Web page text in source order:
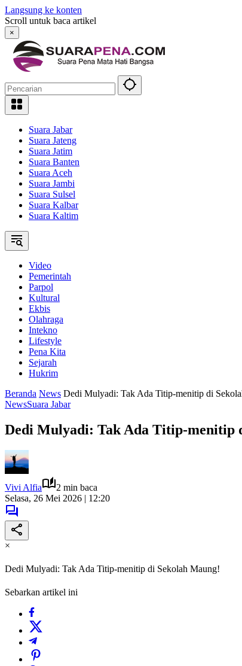
Langsung ke konten
Scroll untuk baca artikel
×
Suara Jabar
Suara Jateng
Suara Jatim
Suara Banten
Suara Aceh
Suara Jambi
Suara Sulsel
Suara Kalbar
Suara Kaltim
Video
Pemerintah
Parpol
Kultural
Ekbis
Olahraga
Intekno
Lifestyle
Pena Kita
Sejarah
Hukrim
Beranda News Dedi Mulyadi: Tak Ada Titip-menitip di
NewsSuara Jabar
Dedi Mulyadi: Tak Ada Titip-menitip
Vivi Alfia
2 min baca
Selasa, 26 Mei 2026 | 12:20
×
Dedi Mulyadi: Tak Ada Titip-menitip di Sekolah Maung!
Sebarkan artikel ini